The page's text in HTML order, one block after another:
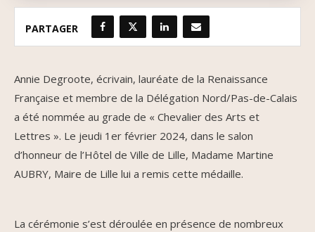
PARTAGER
Annie Degroote, écrivain, lauréate de la Renaissance
Française et membre de la Délégation Nord/Pas-de-Calais
a été nommée au grade de « Chevalier des Arts et
Lettres ». Le jeudi 1er février 2024, dans le salon
d’honneur de l’Hôtel de Ville de Lille, Madame Martine
AUBRY, Maire de Lille lui a remis cette médaille.
La cérémonie s’est déroulée en présence de nombreux